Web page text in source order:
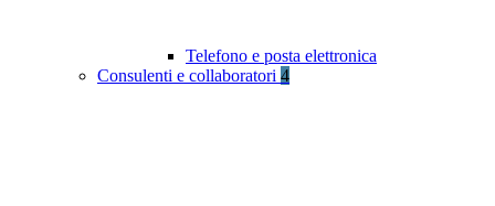
Telefono e posta elettronica
Consulenti e collaboratori 4